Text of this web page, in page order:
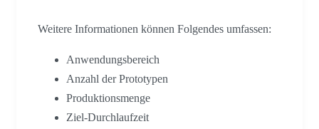
Weitere Informationen können Folgendes umfassen:
Anwendungsbereich
Anzahl der Prototypen
Produktionsmenge
Ziel-Durchlaufzeit